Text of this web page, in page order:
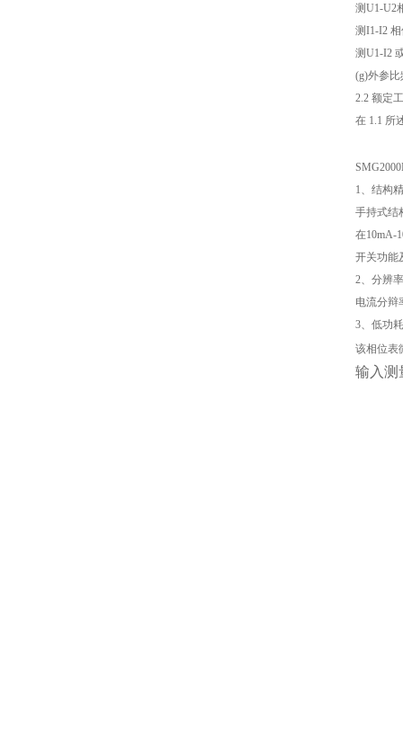
测U1-U2
测I1-I2
测U1-I2
(g)外参
2.2 额定
在 1.1 所
1、结构
手持式结
在10mA-
开关功能
2、分辨
电流分辩
3、低功耗
该相位表
输入测